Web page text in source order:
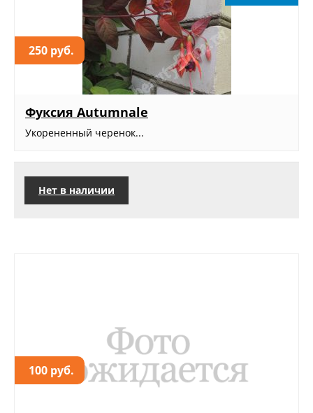
250 руб.
Фуксия Autumnale
Укорененный черенок...
Нет в наличии
100 руб.